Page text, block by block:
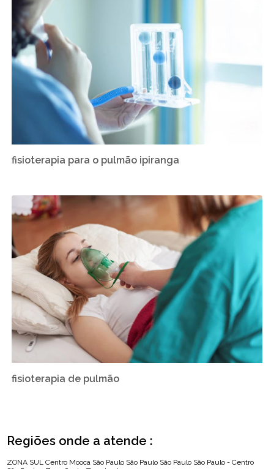
fisioterapia para o pulmão ipiranga
fisioterapia de pulmão
Regiões onde a atende :
ZONA SUL Centro Mooca São Paulo São Paulo São Paulo São Paulo - Centro